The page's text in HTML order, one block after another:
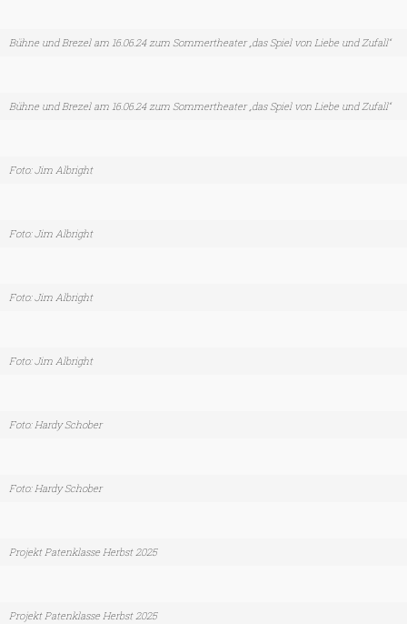
Bühne und Brezel am 16.06.24 zum Sommertheater „das Spiel von Liebe und Zufall“
Bühne und Brezel am 16.06.24 zum Sommertheater „das Spiel von Liebe und Zufall“
Foto: Jim Albright
Foto: Jim Albright
Foto: Jim Albright
Foto: Jim Albright
Foto: Hardy Schober
Foto: Hardy Schober
Projekt Patenklasse Herbst 2025
Projekt Patenklasse Herbst 2025